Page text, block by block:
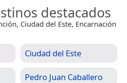
destacados
Ciudad del Este, Encarnación
Ciudad del Este
Pedro Juan Caballero